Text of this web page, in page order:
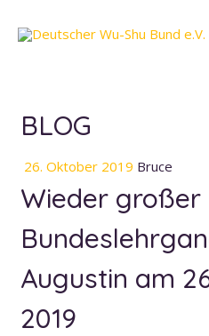
BLOG
26. Oktober 2019 Bruce
Wieder großer
Augustin am
2019